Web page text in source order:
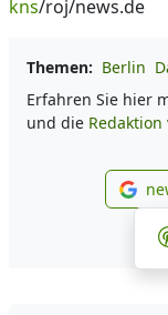
kns/roj/news.de
Themen: Berlin
Erfahren Sie hier
und die Redaktion